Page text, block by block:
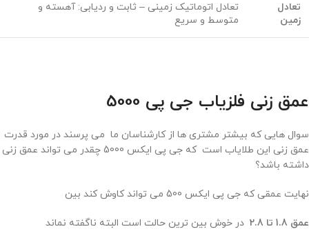
تعادل
زمین
تعادل اتوماتیک زمینی – ثابت و ردیابی: آهسته و
متوسط و سریع
عمق زنی فلزیاب جی پی 5000
سوال هایی که بیشتر مشتری ها از کارشناسان ما می پرسند در مورد قدرت
عمق زنی این طلایاب است که جی پی ایکس 5000 چقدر می تواند عمق زنی
داشته باشد؟
نهایت عمقی که جی پی ایکس 500 می تواند کاوش کند بین
عمق 1.8 تا 2.8 در خوش بین ترین حالت است البته ناگفته نماند